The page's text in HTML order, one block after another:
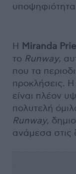
Η Miranda
το Runway,
που τα
προκλήσεις.
είναι πλέον
πολυτελή
Runway,
ανάμεσα στις